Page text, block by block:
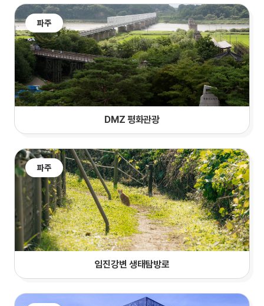
파주
DMZ 평화관광
파주
임진강변 생태탐방로